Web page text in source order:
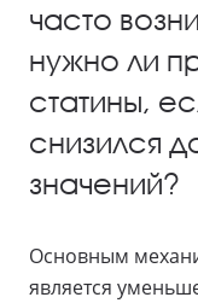
часто
нужно ли
статины,
снизился
значений?
Основным
является